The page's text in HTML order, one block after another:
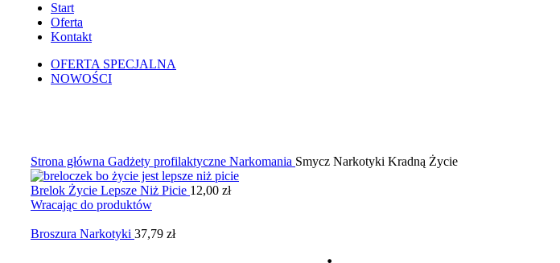
Start
Oferta
Kontakt
OFERTA SPECJALNA
NOWOŚCI
Strona główna Gadżety profilaktyczne Narkomania Smycz Narkotyki Kradną Życie
Brelok Życie Lepsze Niż Picie 12,00 zł
Wracając do produktów
Broszura Narkotyki 37,79 zł